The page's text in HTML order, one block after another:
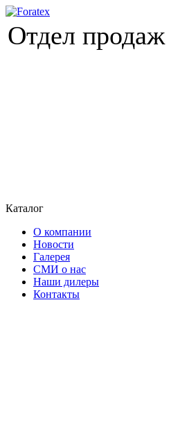
Отдел продаж
Каталог
О компании
Новости
Галерея
СМИ о нас
Наши дилеры
Контакты